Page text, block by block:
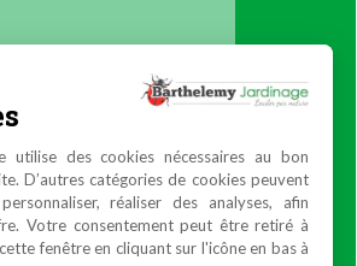
utilise des cookies nécessaires au bon
D’autres catégories de cookies peuvent
réaliser des analyses, afin
Votre consentement peut être retiré à
fenêtre en cliquant sur l'icône en bas à